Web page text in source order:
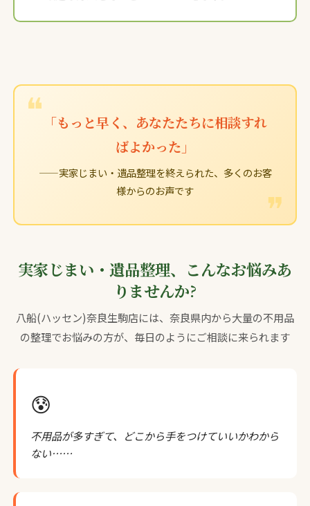
「もっと早く、あなたたちに相談すれ
ばよかった」
——実家じまい・遺品整理を終えられた、多くのお客
様からのお声です
実家じまい・遺品整理、こんなお悩みあ
りませんか?
八船(ハッセン)奈良生駒店には、奈良県内から大量の不用品
の整理でお悩みの方が、毎日のようにご相談に来られます
😰
不用品が多すぎて、どこから手をつけていいかわから
ない……